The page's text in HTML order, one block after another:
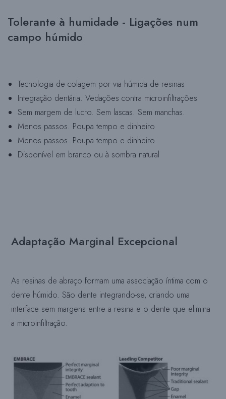
Tolerante à humidade - Ligações num
campo húmido
Tecnologia de colagem por via húmida de resinas
Integração dentária. Vedações contra microinfiltrações
Sem margem de lucro. Sem lascas. Sem manchas.
Menos passos. Poupa tempo e dinheiro
Menos passos. Poupa tempo e dinheiro
Disponível em branco ou à sombra natural
Adaptação Marginal Excepcional
As resinas de abraço formam uma associação íntima com o
dente húmido. São dente integrando-se, criando uma
interface sem margens entre a resina e o dente que elimina
a microinfiltração.